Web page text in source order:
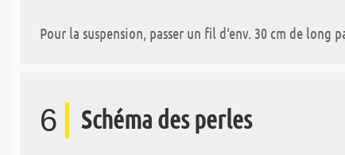
Pour la suspension, passer un fil d‘env. 30 cm de
6 Schéma des perles